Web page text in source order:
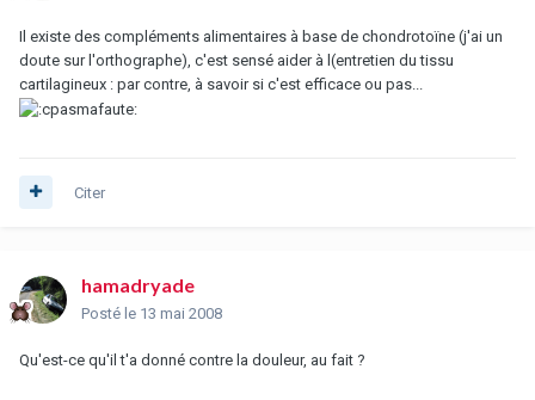
Il existe des compléments alimentaires à base de chondrotoïne (j'ai un
doute sur l'orthographe), c'est sensé aider à l(entretien du tissu
cartilagineux : par contre, à savoir si c'est efficace ou pas...
Citer
hamadryade
Posté le 13 mai 2008
Qu'est-ce qu'il t'a donné contre la douleur, au fait ?